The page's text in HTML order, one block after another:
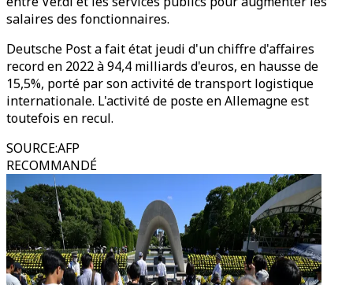
salaires des fonctionnaires.
Deutsche Post a fait état jeudi d'un chiffre d'affaires
record en 2022 à 94,4 milliards d'euros, en hausse de
15,5%, porté par son activité de transport logistique
internationale. L'activité de poste en Allemagne est
toutefois en recul.
SOURCE:AFP
RECOMMANDÉ